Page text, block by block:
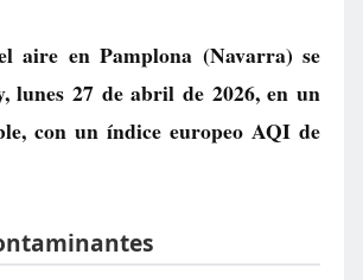
aire enPamplona (Navarra) se
lunes 27 de abril de 2026, en un
, con un índice europeo AQI de